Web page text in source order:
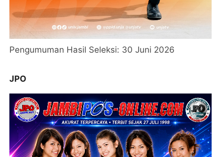
Pengumuman Hasil Seleksi: 30 Juni 2026
JPO